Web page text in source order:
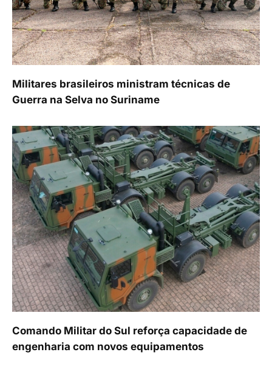
Militares brasileiros ministram técnicas de
Guerra na Selva no Suriname
Comando Militar do Sul reforça capacidade de
engenharia com novos equipamentos